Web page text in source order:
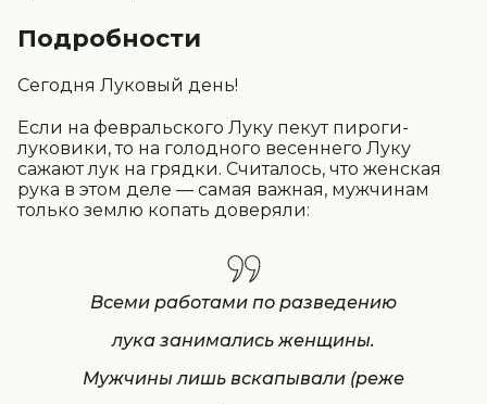
Подробности
Сегодня Луковый день!
Если на февральского Луку пекут пироги-
луковики, то на голодного весеннего Луку
сажают лук на грядки. Считалось, что женская
рука в этом деле — самая важная, мужчинам
только землю копать доверяли:
Всеми работами по разведению
лука занимались женщины.
Мужчины лишь вскапывали (реже